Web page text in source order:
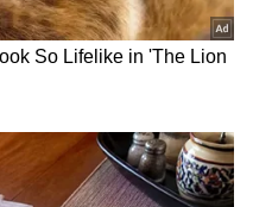
అంబానీ కూడా పెద్ద
నటి టీనా
అనిల్ అంబానీ
టీనా అంబానీ బాలీవుడ్
ప్రేమగా మారి..